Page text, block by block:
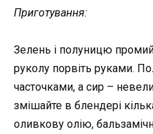
Приготування:
Зелень і полуницю
руколу порвіть руками.
часточками, а сир –
змішайте в блендері
оливкову олію,